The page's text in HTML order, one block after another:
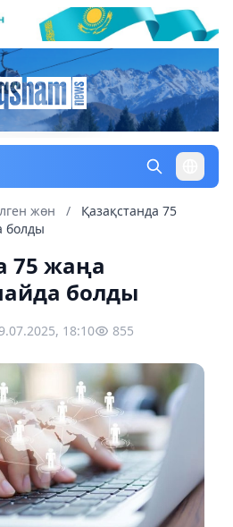
жөн /
Қазақстанда 75
болды
75 жаңа
болды
18:10 855